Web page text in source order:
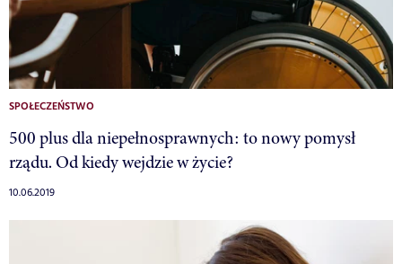
SPOŁECZEŃSTWO
500 plus dla niepełnosprawnych: to nowy pomysł
rządu. Od kiedy wejdzie w życie?
10.06.2019